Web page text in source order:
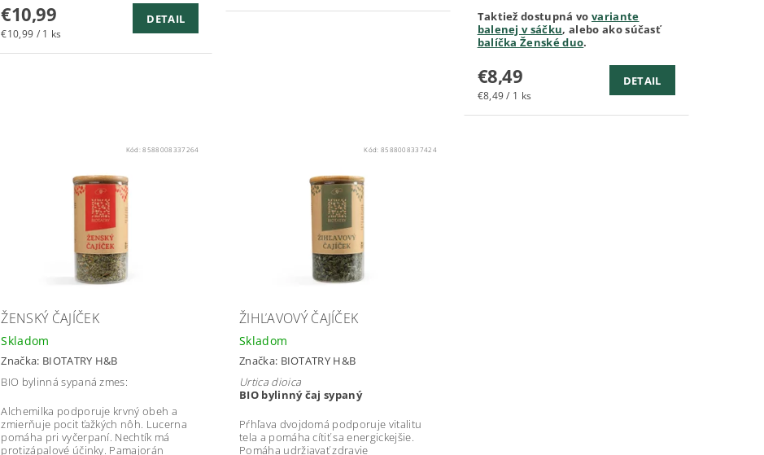
€10,99
€10,99 / 1 ks
DETAIL
Taktiež dostupná vo variante
balenej v sáčku, alebo ako súčasť
balíčka Ženské duo.
€8,49
€8,49 / 1 ks
DETAIL
Kód:8588008337264
ŽENSKÝ ČAJÍČEK
Skladom
Značka: BIOTATRY H&B
BIO bylinná sypaná zmes:
Alchemilka podporuje krvný obeh a
zmierňuje pocit ťažkých nôh. Lucerna
pomáha pri vyčerpaní. Nechtík má
protizápalové účinky. Pamajorán
Kód: 8588008337424
ŽIHĽAVOVÝ ČAJÍČEK
Skladom
Značka: BIOTATRY H&B
Urtica dioica
BIO bylinný čaj sypaný
Pŕhľava dvojdomá podporuje vitalitu
tela a pomáha cítiť sa energickejšie.
Pomáha udržiavať zdravie